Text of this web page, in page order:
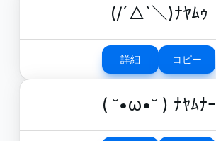
(/´△`＼)ﾅﾔﾑｩ
詳細 コピー
( ˘•ω•˘ ) ﾅﾔﾑﾅｰ